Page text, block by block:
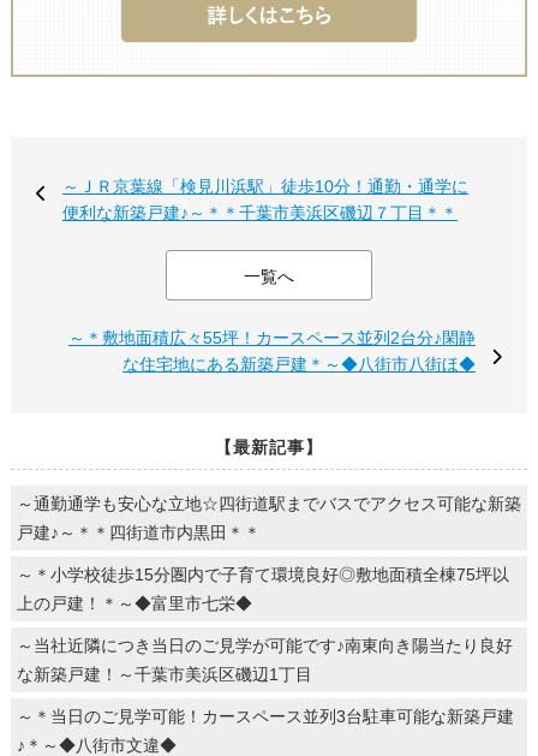
～ＪＲ京葉線「検見川浜駅」徒歩10分！通勤・通学に
便利な新築戸建♪～＊＊千葉市美浜区磯辺７丁目＊＊
一覧へ
～＊敷地面積広々55坪！カースペース並列2台分♪閑静
な住宅地にある新築戸建＊～◆八街市八街ほ◆
【最新記事】
～通勤通学も安心な立地☆四街道駅までバスでアクセス可能な新築
戸建♪～＊＊四街道市内黒田＊＊
～＊小学校徒歩15分圏内で子育て環境良好◎敷地面積全棟75坪以
上の戸建！＊～◆富里市七栄◆
～当社近隣につき当日のご見学が可能です♪南東向き陽当たり良好
な新築戸建！～千葉市美浜区磯辺1丁目
～＊当日のご見学可能！カースペース並列3台駐車可能な新築戸建
♪＊～◆八街市文違◆